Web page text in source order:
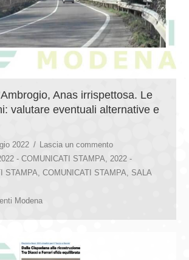
Anas irrispettosa. Le
valutare eventuali alternative e
2022
Lascia un commento
- COMUNICATI STAMPA, 2022 -
STAMPA, COMUNICATI STAMPA, SALA
Modena